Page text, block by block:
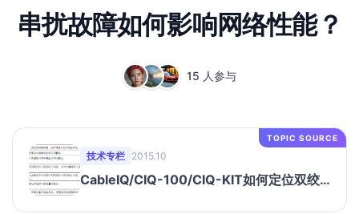
串扰故障如何影响网络性能？
15 人参与
TOPIC SOURCE
技术专栏 2015.10
CableIQ/CIQ-100/CIQ-KIT如何定位双绞